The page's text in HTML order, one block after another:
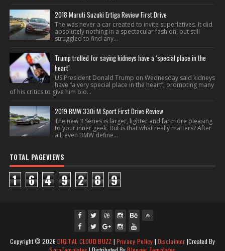
2018 Maruti Suzuki Ertiga Review First Drive
The was never a car created to invite superlatives. It did
absolutely nothing in a spectacular fashion, but still
struggled to find any...
Trump trolled for saying kidneys have a ‘special place in the
heart’
US President Donald Trump on Wednesday said kidneys
have “a very special place in the heart”, prompting many
of his critics to give him bio...
2019 BMW 330i M Sport First Drive Review
The new 3 Series is larger, lighter and far more pleasing
to your inner geek. But is that what really matters? After
all, even BMW define...
TOTAL PAGEVIEWS
1 6 4 9 2 8 9
fac
ebo
twi
tte
gpl
usJ
ins
tag
you
tub
Copyright ©2026DIGITAL CLOUD BUZZ | Privacy Policy | Disclaimer |Created By